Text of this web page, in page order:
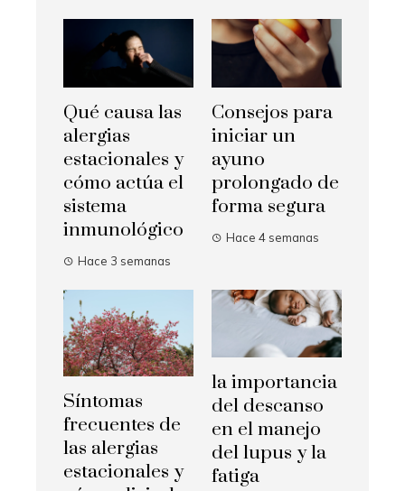
Qué causa las
alergias
estacionales y
cómo actúa el
sistema
inmunológico
Hace 3 semanas
Consejos para
iniciar un
ayuno
prolongado de
forma segura
Hace 4 semanas
Síntomas
frecuentes de
las alergias
estacionales y
la importancia
del descanso
en el manejo
del lupus y la
fatiga